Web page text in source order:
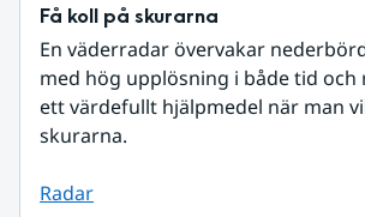
Få koll på skurarna
En väderradar övervakar
med hög upplösning i både tid och
ett värdefullt hjälpmedel när man
skurarna.
Radar